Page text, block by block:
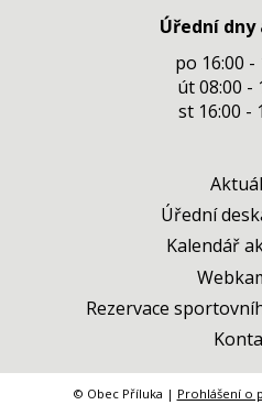
Úřední dny
po 16:00 -
út 08:00 -
st 16:00 -
Úřední
Kalendář
Rezervace
© Obec Příluka | Prohlášení o